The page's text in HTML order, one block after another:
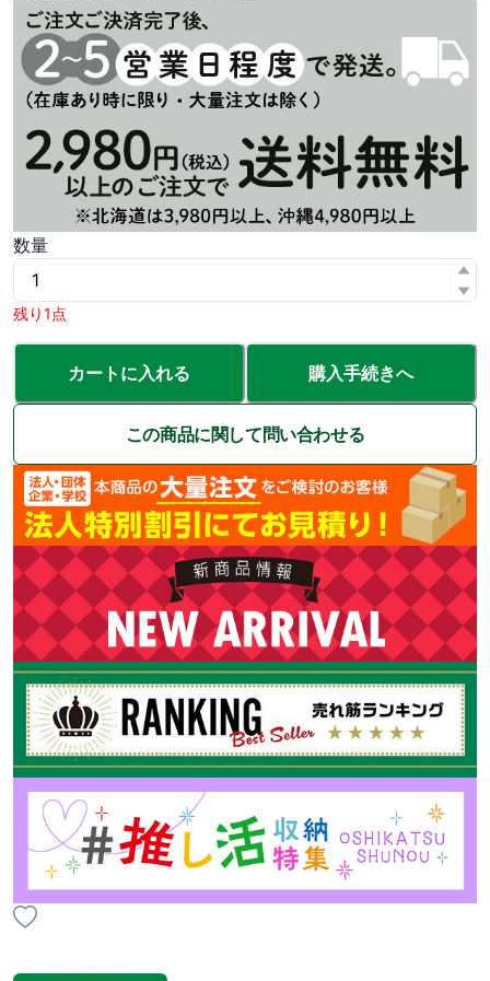
数量
残り1点
カートに入れる 購入手続きへ
この商品に関して問い合わせる